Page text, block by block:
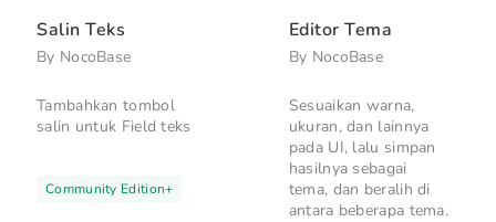
Salin Teks
By NocoBase
Tambahkan tombol
salin untuk Field teks
Community Edition+
Editor Tema
By NocoBase
Sesuaikan warna,
ukuran, dan lainnya
pada UI, lalu simpan
hasilnya sebagai
tema, dan beralih di
antara beberapa tema.